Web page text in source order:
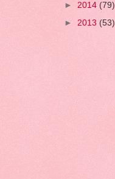
► 2014 (79)
► 2013 (53)